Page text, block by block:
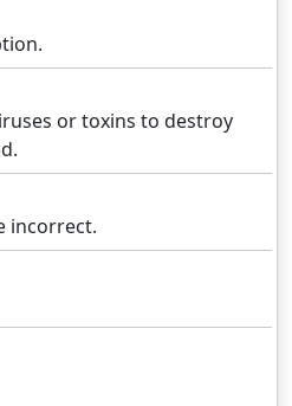
or toxins to destroy
incorrect.